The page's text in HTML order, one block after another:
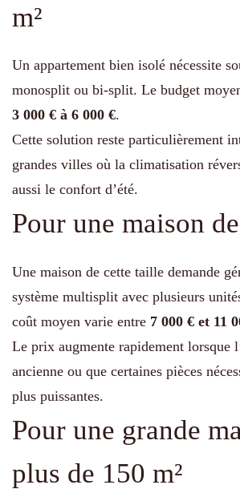
m²
Un appartement bien isolé nécessite
monosplit ou bi-split. Le budget
3 000 € à 6 000 €.
Cette solution reste particulièrement
grandes villes où la climatisation
aussi le confort d’été.
Pour une maison
Une maison de cette taille demande
système multisplit avec plusieurs
coût moyen varie entre 7 000 € et 11
Le prix augmente rapidement lorsque
ancienne ou que certaines pièces
plus puissantes.
Pour une grande
plus de 150 m²